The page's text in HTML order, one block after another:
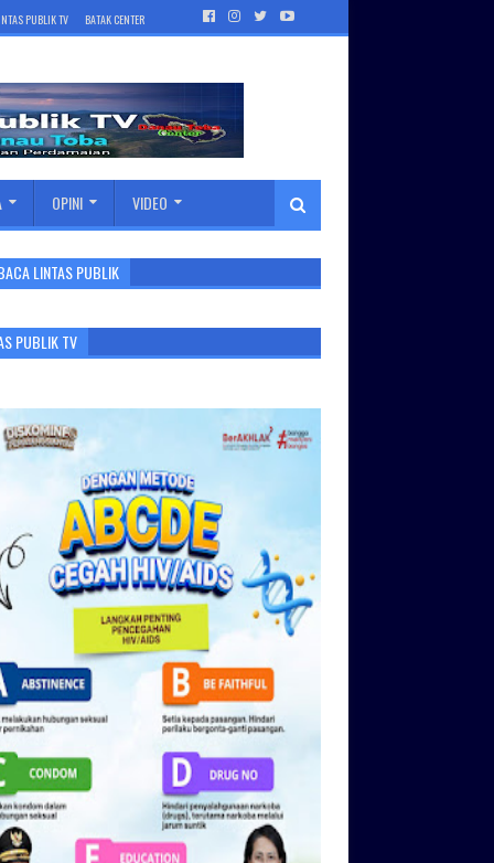
PUBLIK TV BATAK CENTER
OPINI VIDEO
LINTAS PUBLIK
PUBLIK TV